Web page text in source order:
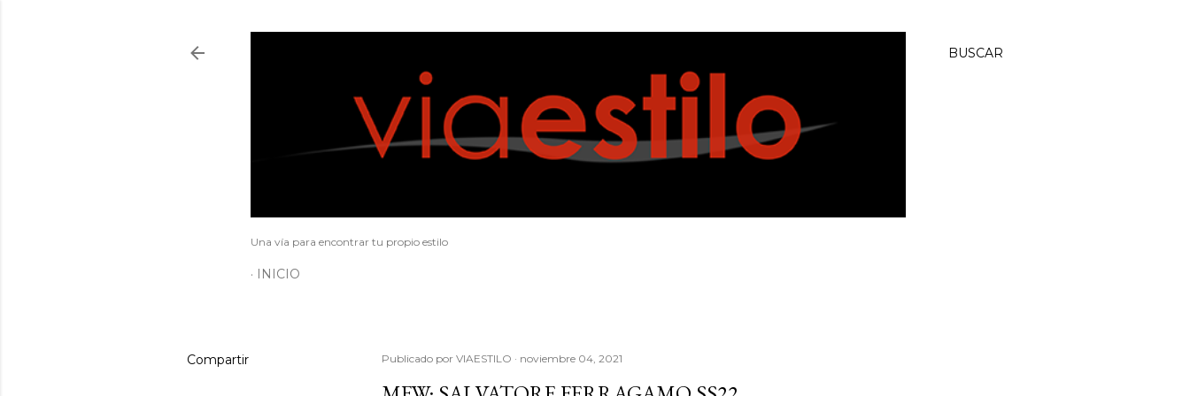
BUSCAR
Una vía para encontrar tu propio estilo
INICIO
Compartir Publicado por VIAESTILO noviembre 04, 2021